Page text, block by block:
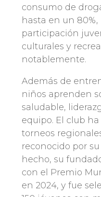
consumo de
hasta en un
participación
culturales y
notablemente.
Además de
niños aprenden
saludable,
equipo. El club
torneos
reconocido por
hecho, su
con el Premio
en 2024, y fue